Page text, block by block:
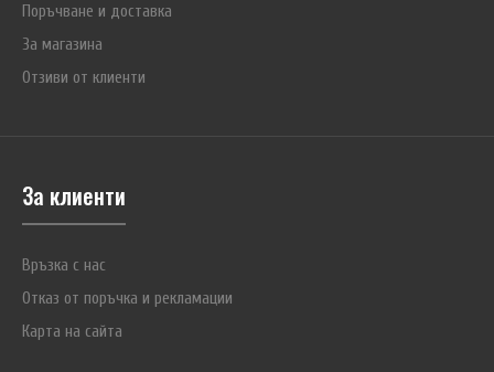
Поръчване и доставка
За магазина
Отзиви от клиенти
За клиенти
Връзка с нас
Отказ от поръчка и рекламации
Карта на сайта